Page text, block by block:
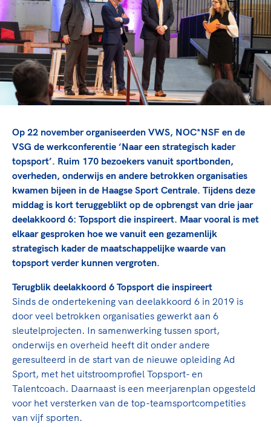
Sportonderzoek
Sportakkoord II
Game Changer
TeamNL kids
Nieuwspagina
Columns
Sport gaat niet vanzelf
een rondje fietsen, door samen te skaten of naar
de sportschool te gaan. Door samen te juichen
voor Sifan Hassan, Rico Verhoeven, Diede de
Groot en het Nederlands Elftal. Of met trots te
genieten van de karatewedstrijd van je dochter,
de halve marathon van je moeder of de
hockeywedstrijd van je buurjongen.
Lees verder
Veilige en integere sport
Diversiteit en inclusie
Gezonde sportomgeving
Duurzaamheid
Bekwaam sportkader
Vitale clubs en bestuurlijk kader
Sportmatch
Clubacties
Handboek Wet- en Regelgeving
Opleidingen en trainingen
High5 Stappenplan
Ruimte voor sport
Beroepskrachten
Samen voor een veilige
sportomgeving
Voor welk gedrag staat de club? Wat mag wel
langs de lijn, in de kleedkamer, kantine en online?
En wat mag vooral niet? Een gedragscode geeft
hier richting aan en is dus een belangrijk
TeamNL Academie Kalender
Kennisaanbod TeamNL Experts
TeamNL Sport Science Centre
Paralympische Spelen LA28
Europese Spelen Istanbul 2027
Topsportbeleid
Topsportfinanciering
Maatschappelijke waarde topsport
Top teamsportcompetities
De TeamNL Academie
De TeamNL Academie biedt een leer- en
ontwikkelprogramma voor de volgende functies
binnen TeamNL programma's: experts, coaches,
bestuurders, (technisch) directeuren, managers en
toekomstig kader.
Lees verder
Op 22 november organiseerden VWS, NOC*NSF en de
VSG de werkconferentie ‘Naar een strategisch kader
topsport’. Ruim 170 bezoekers vanuit sportbonden,
overheden, onderwijs en andere betrokken organisaties
kwamen bijeen in de Haagse Sport Centrale. Tijdens deze
middag is kort teruggeblikt op de opbrengst van drie jaar
deelakkoord 6: Topsport die inspireert. Maar vooral is met
elkaar gesproken hoe we vanuit een gezamenlijk
strategisch kader de maatschappelijke waarde van
topsport verder kunnen vergroten.
Terugblik deelakkoord 6 Topsport die inspireert
Sinds de ondertekening van deelakkoord 6 in 2019 is
door veel betrokken organisaties gewerkt aan 6
sleutelprojecten. In samenwerking tussen sport,
onderwijs en overheid heeft dit onder andere
geresulteerd in de start van de nieuwe opleiding Ad
Sport, met het uitstroomprofiel Topsport- en
Talentcoach. Daarnaast is een meerjarenplan opgesteld
voor het versterken van de top-teamsportcompetities
van vijf sporten.